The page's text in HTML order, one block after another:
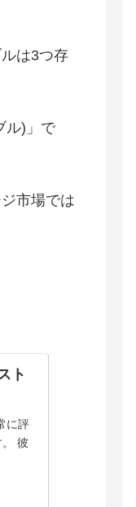
は3つ存
ル)」で
市場では
ト
に評
彼